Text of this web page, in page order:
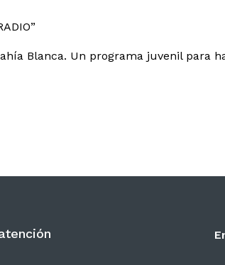
Blanca. Un programa juvenil para